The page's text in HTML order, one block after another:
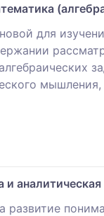
для
и
развитие